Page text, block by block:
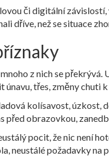
či digitální
dříve, než se situace
z nich se
třes, změny chuti
kolísavost,
obrazovkou,
pocit, že nic není
neustálé požadavky